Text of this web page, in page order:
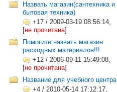
Назвать магазин(сантехника и
бытовая техника)
+17 / 2009-03-19 08:56:14,
[не прочитана]
Помогите назвать магазин
расходных материалов!!!
+12 / 2006-09-11 15:49:08,
[не прочитана]
Название для учебного центра
+4 / 2010-05-14 17:12:17,